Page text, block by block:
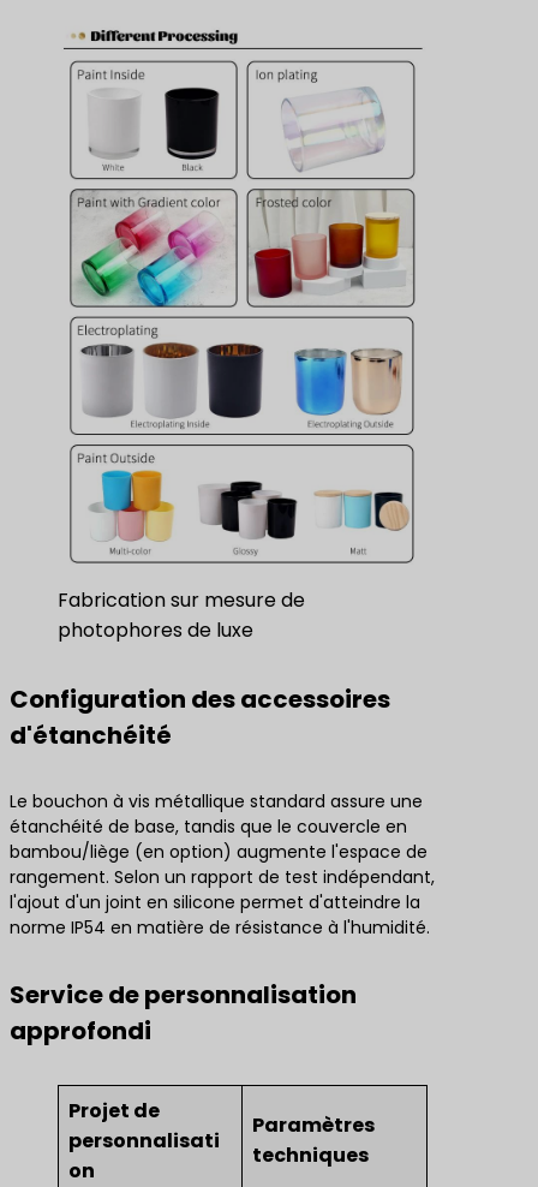
Fabrication sur mesure de
photophores de luxe
Configuration des accessoires
d'étanchéité
Le bouchon à vis métallique standard assure une
étanchéité de base, tandis que le couvercle en
bambou/liège (en option) augmente l'espace de
rangement. Selon un rapport de test indépendant,
l'ajout d'un joint en silicone permet d'atteindre la
norme IP54 en matière de résistance à l'humidité.
Service de personnalisation
approfondi
Projet de
personnalisati
on
Paramètres
techniques